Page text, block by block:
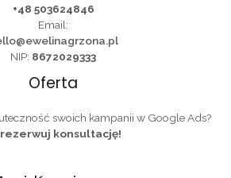
+48 503624846
Email:
NIP: 8672029333
Oferta
swoich kampanii w Google Ads?
konsultację!